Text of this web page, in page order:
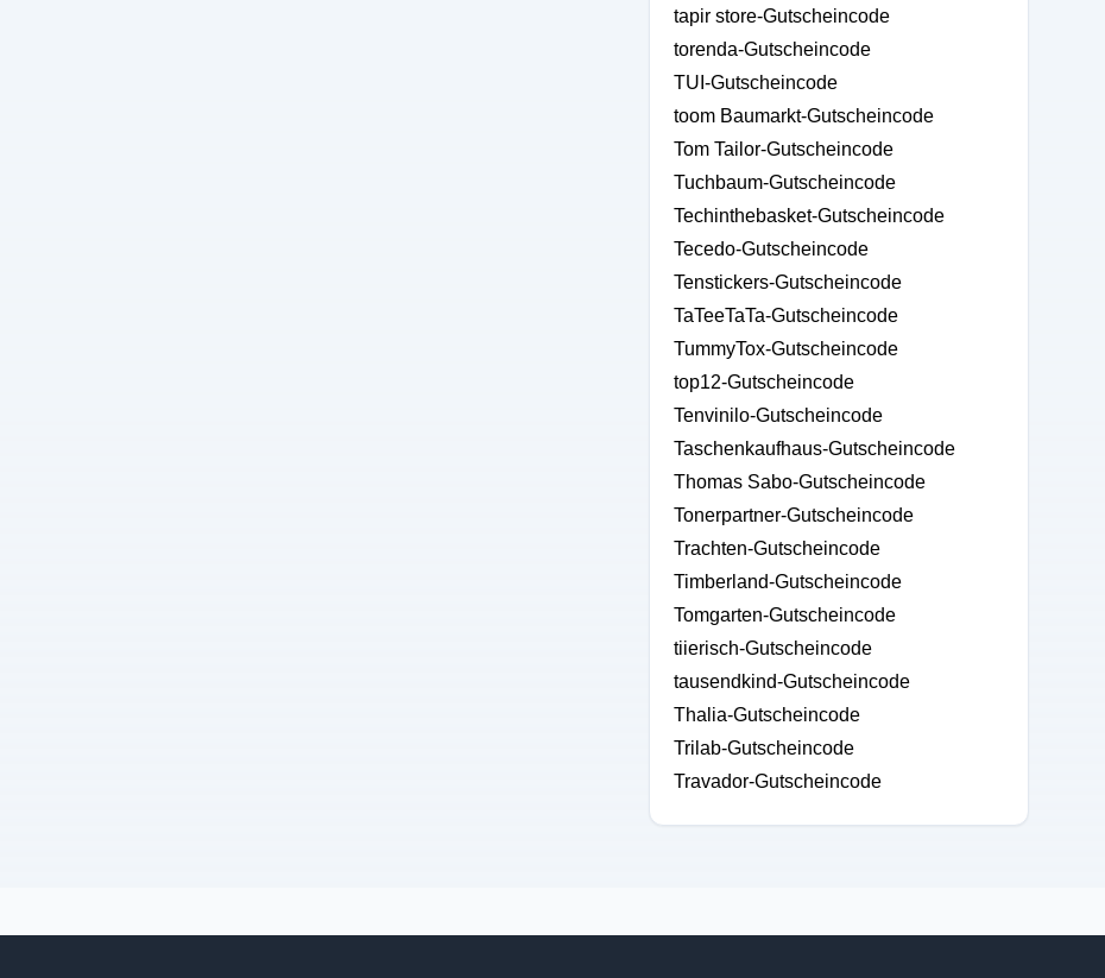
tapir store-Gutscheincode
torenda-Gutscheincode
TUI-Gutscheincode
toom Baumarkt-Gutscheincode
Tom Tailor-Gutscheincode
Tuchbaum-Gutscheincode
Techinthebasket-Gutscheincode
Tecedo-Gutscheincode
Tenstickers-Gutscheincode
TaTeeTaTa-Gutscheincode
TummyTox-Gutscheincode
top12-Gutscheincode
Tenvinilo-Gutscheincode
Taschenkaufhaus-Gutscheincode
Thomas Sabo-Gutscheincode
Tonerpartner-Gutscheincode
Trachten-Gutscheincode
Timberland-Gutscheincode
Tomgarten-Gutscheincode
tiierisch-Gutscheincode
tausendkind-Gutscheincode
Thalia-Gutscheincode
Trilab-Gutscheincode
Travador-Gutscheincode